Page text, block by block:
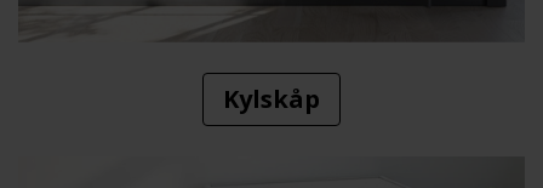
Kylskåp